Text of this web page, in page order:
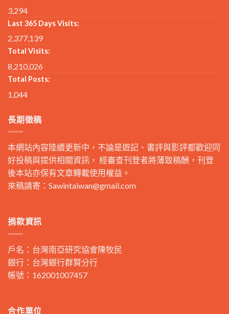
3,294
Last 365 Days Visits:
2,377,139
Total Visits:
8,210,026
Total Posts:
1,044
長期徵稿
本網站內容陸續更新中，不論是遊記、書評與影評都歡迎同
好投稿與提供相關資訊， 經審查刊登者將薄致稿酬，刊登
後本站亦保有文章轉載使用權益。
來稿請寄： Sawintaiwan@gmail.com
捐款資訊
戶名：台灣南亞研究協會陳牧民
銀行：台灣銀行群賢分行
帳號：162001007457
合作單位